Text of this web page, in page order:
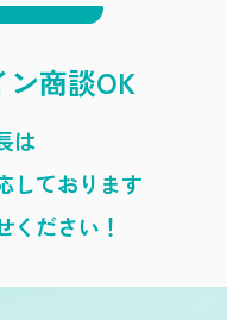
ン商談OK
は
しております
ください！